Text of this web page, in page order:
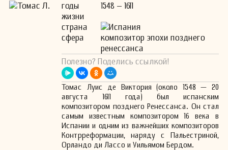
годы
жизни
1548 – 1611
страна
Испания
сфера
композитор эпохи позднего
ренессанса
Полезно? Поделись ссылкой!
Томас Луис де Виктория (около 1548 — 20
августа 1611 года) был испанским
композитором позднего Ренессанса. Он стал
самым известным композитором 16 века в
Испании и одним из важнейших композиторов
Контрреформации, наряду с Пальестриной,
Орландо ди Лассо и Уильямом Бердом.